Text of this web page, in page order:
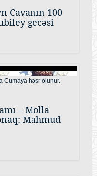
Cavanın 100
gecəsi
– Molla
Mahmud